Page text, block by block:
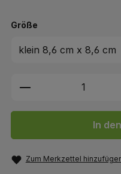
Größeauswählen
Produkt
In
Zum Merkzettel